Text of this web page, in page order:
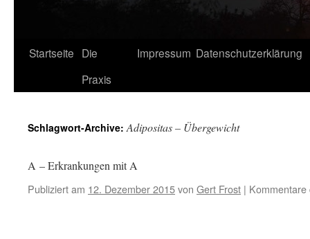
Zum
Startseite Die
Praxis
Impressum Datenschutzerklärung
Schlagwort-Archive:Adipositas – Übergewicht
A – Erkrankungen mit A
Publiziert am 12. Dezember 2015von Gert Frost | Kommentare